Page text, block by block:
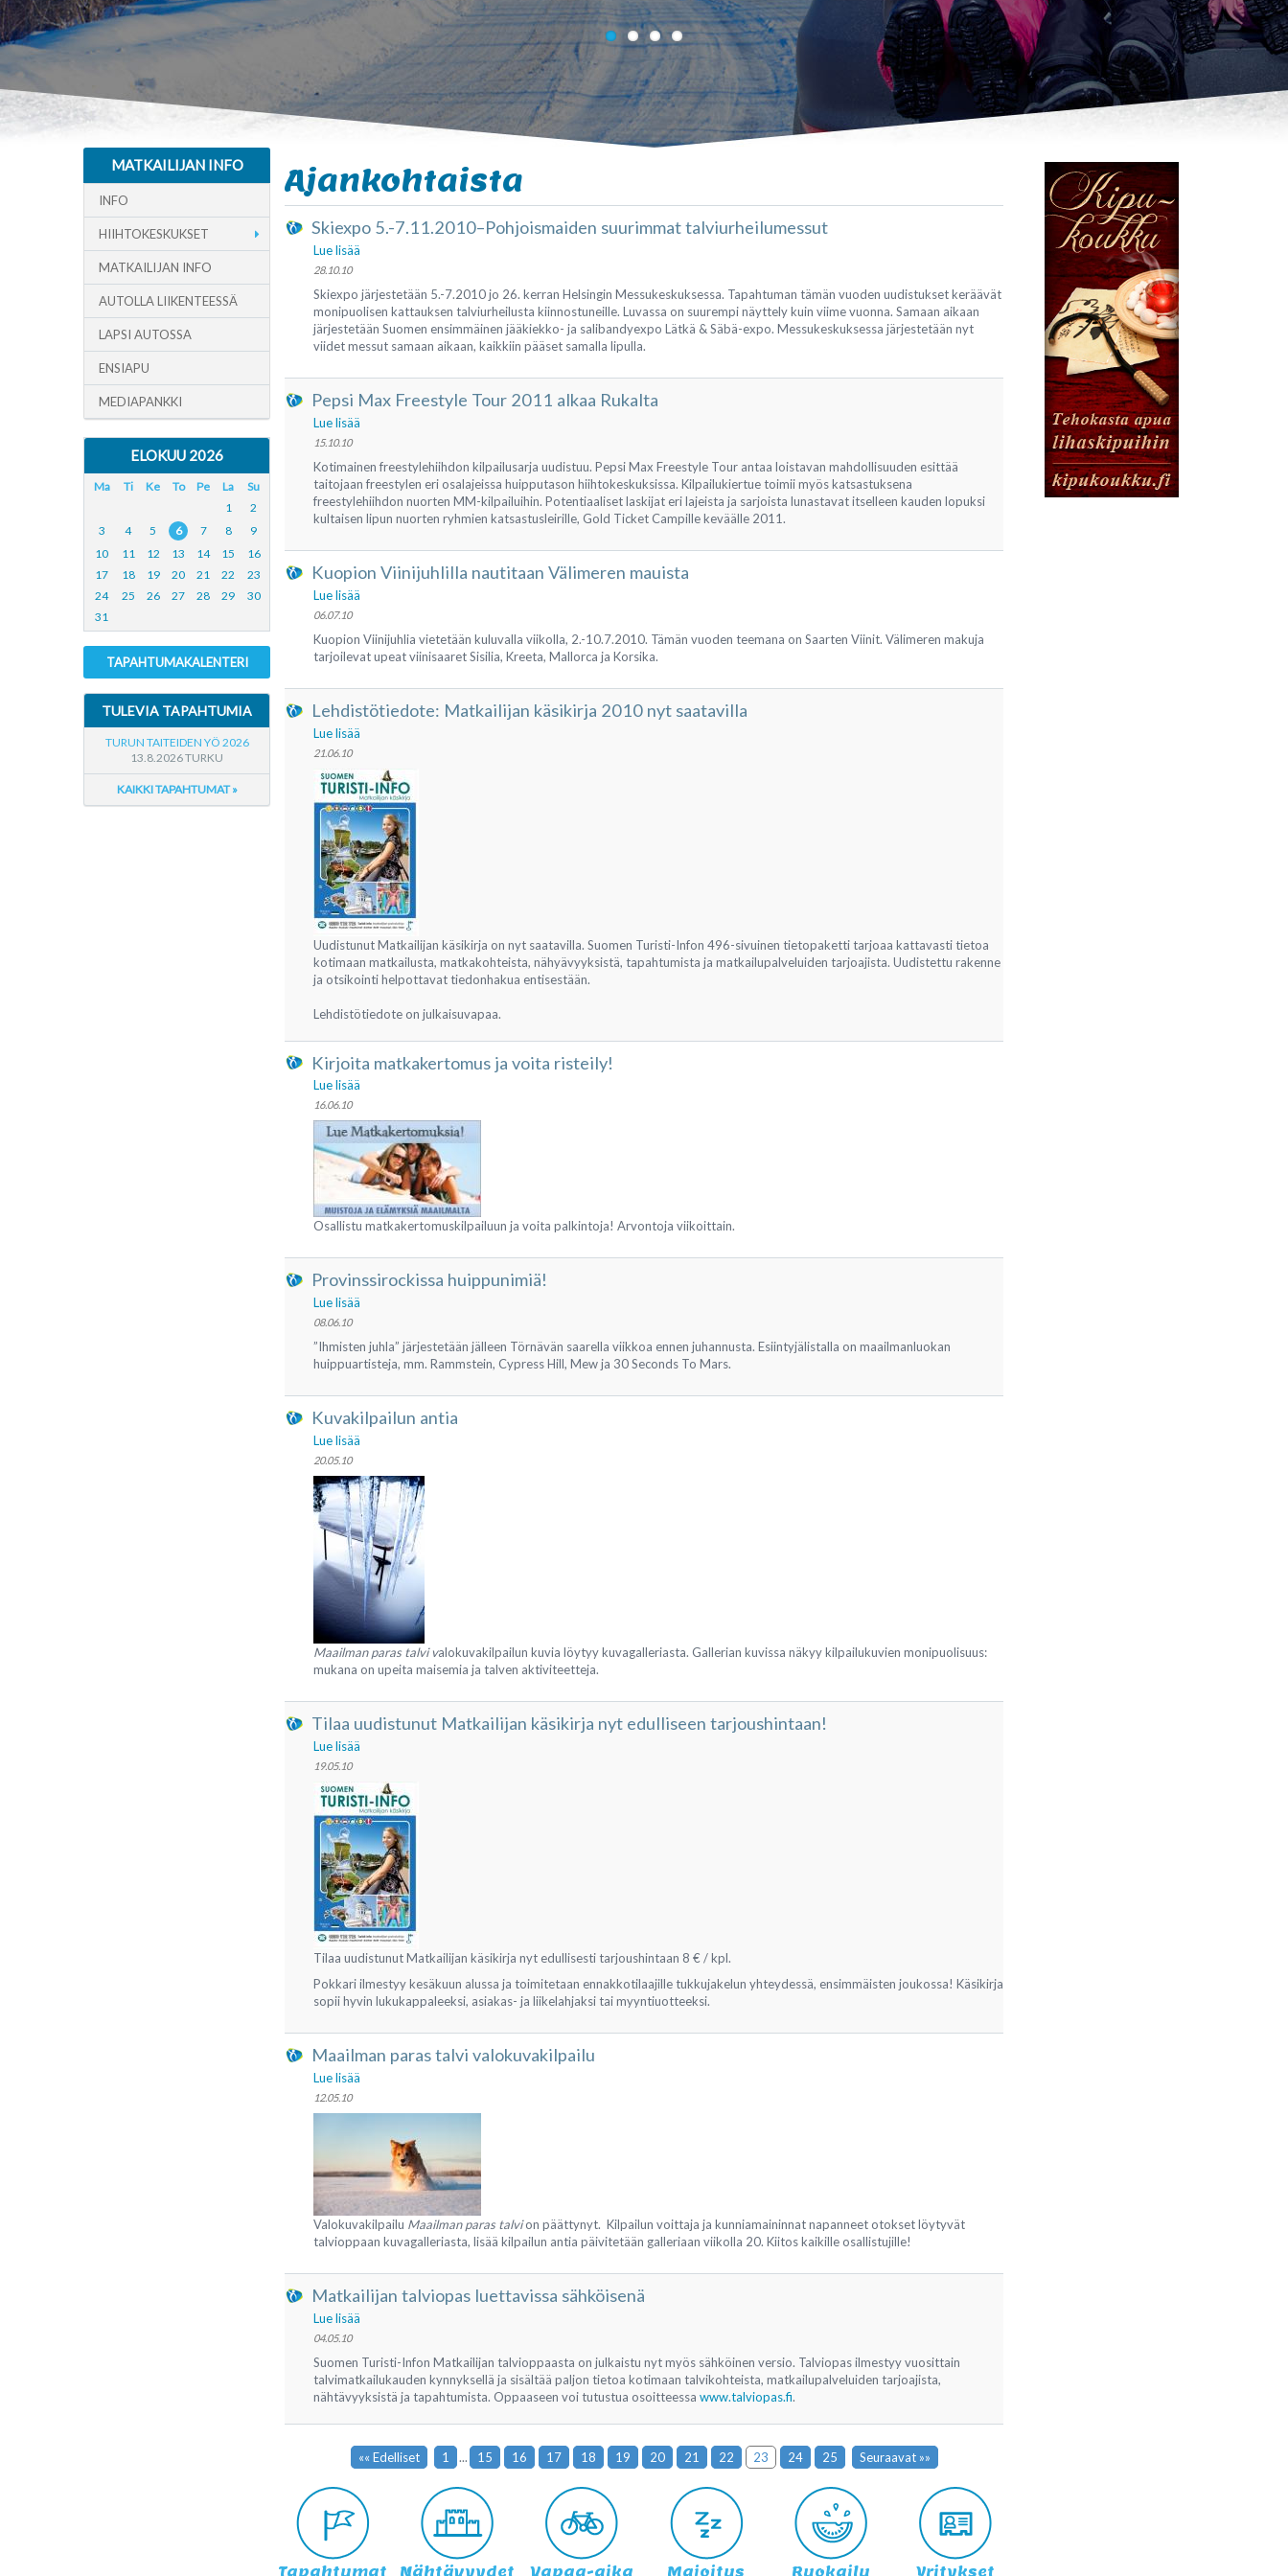
Ajankohtaista
Skiexpo 5.-7.11.2010–Pohjoismaiden suurimmat talviurheilumessut
Lue lisää
28.10.10
Skiexpo järjestetään 5.-7.2010 jo 26. kerran Helsingin Messukeskuksessa. Tapahtuman tämän vuoden uudistukset keräävät
monipuolisen kattauksen talviurheilusta kiinnostuneille. Luvassa on suurempi näyttely kuin viime vuonna. Samaan aikaan
järjestetään Suomen ensimmäinen jääkiekko- ja salibandyexpo Lätkä & Säbä-expo. Messukeskuksessa järjestetään nyt
viidet messut samaan aikaan, kaikkiin pääset samalla lipulla.
Pepsi Max Freestyle Tour 2011 alkaa Rukalta
Lue lisää
15.10.10
Kotimainen freestylehiihdon kilpailusarja uudistuu. Pepsi Max Freestyle Tour antaa loistavan mahdollisuuden esittää
taitojaan freestylen eri osalajeissa huipputason hiihtokeskuksissa. Kilpailukiertue toimii myös katsastuksena
freestylehiihdon nuorten MM-kilpailuihin. Potentiaaliset laskijat eri lajeista ja sarjoista lunastavat itselleen kauden lopuksi
kultaisen lipun nuorten ryhmien katsastusleirille, Gold Ticket Campille keväälle 2011.
Kuopion Viinijuhlilla nautitaan Välimeren mauista
Lue lisää
06.07.10
Kuopion Viinijuhlia vietetään kuluvalla viikolla, 2.-10.7.2010. Tämän vuoden teemana on Saarten Viinit. Välimeren makuja
tarjoilevat upeat viinisaaret Sisilia, Kreeta, Mallorca ja Korsika.
Lehdistötiedote: Matkailijan käsikirja 2010 nyt saatavilla
Lue lisää
21.06.10
Uudistunut Matkailijan käsikirja on nyt saatavilla. Suomen Turisti-Infon 496-sivuinen tietopaketti tarjoaa kattavasti tietoa
kotimaan matkailusta, matkakohteista, nähyävyyksistä, tapahtumista ja matkailupalveluiden tarjoajista. Uudistettu rakenne
ja otsikointi helpottavat tiedonhakua entisestään.
Lehdistötiedote on julkaisuvapaa.
Kirjoita matkakertomus ja voita risteily!
Lue lisää
16.06.10
Osallistu matkakertomuskilpailuun ja voita palkintoja! Arvontoja viikoittain.
Provinssirockissa huippunimiä!
Lue lisää
08.06.10
”Ihmisten juhla” järjestetään jälleen Törnävän saarella viikkoa ennen juhannusta. Esiintyjälistalla on maailmanluokan
huippuartisteja, mm. Rammstein, Cypress Hill, Mew ja 30 Seconds To Mars.
Kuvakilpailun antia
Lue lisää
20.05.10
Maailman paras talvi valokuvakilpailun kuvia löytyy kuvagalleriasta. Gallerian kuvissa näkyy kilpailukuvien monipuolisuus:
mukana on upeita maisemia ja talven aktiviteetteja.
Tilaa uudistunut Matkailijan käsikirja nyt edulliseen tarjoushintaan!
Lue lisää
19.05.10
Tilaa uudistunut Matkailijan käsikirja nyt edullisesti tarjoushintaan 8 € / kpl.
Pokkari ilmestyy kesäkuun alussa ja toimitetaan ennakkotilaajille tukkujakelun yhteydessä, ensimmäisten joukossa! Käsikirja
sopii hyvin lukukappaleeksi, asiakas- ja liikelahjaksi tai myyntiuotteeksi.
Maailman paras talvi valokuvakilpailu
Lue lisää
12.05.10
Valokuvakilpailu Maailman paras talvion päättynyt. Kilpailun voittaja ja kunniamaininnat napanneet otokset löytyvät
talvioppaan kuvagalleriasta, lisää kilpailun antia päivitetään galleriaan viikolla 20. Kiitos kaikille osallistujille!
Matkailijan talviopas luettavissa sähköisenä
Lue lisää
04.05.10
Suomen Turisti-Infon Matkailijan talvioppaasta on julkaistu nyt myös sähköinen versio. Talviopas ilmestyy vuosittain
talvimatkailukauden kynnyksellä ja sisältää paljon tietoa kotimaan talvikohteista, matkailupalveluiden tarjoajista,
nähtävyyksistä ja tapahtumista. Oppaaseen voi tutustua osoitteessa www.talviopas.fi.
«« Edelliset 1 ... 15 16 17 18 19 20 21 22 23 24 25 Seuraavat »»
Tapahtumat Nähtävyydet Vapaa-aika Majoitus Ruokailu Yritykset
MATKAILIJAN INFO
INFO
HIIHTOKESKUKSET
MATKAILIJAN INFO
AUTOLLA LIIKENTEESSÄ
LAPSI AUTOSSA
ENSIAPU
MEDIAPANKKI
ELOKUU 2026
Ma Ti Ke To Pe La
Su
1
2
3
4 5 6 7 8
9
10
11 12 13 14 15
16
17
18 19 20 21 22
23
24
25 26 27 28 29
30
31
TAPAHTUMAKALENTERI
TULEVIA TAPAHTUMIA
TURUN TAITEIDEN YÖ 2026
13.8.2026 TURKU
KAIKKI TAPAHTUMAT »